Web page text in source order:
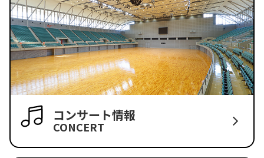
コンサート情報
CONCERT